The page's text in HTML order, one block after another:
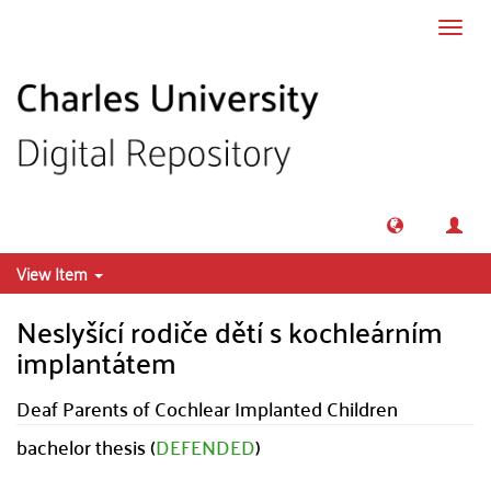
View Item
Neslyšící rodiče dětí s kochleárním
implantátem
Deaf Parents of Cochlear Implanted Children
bachelor thesis (DEFENDED)